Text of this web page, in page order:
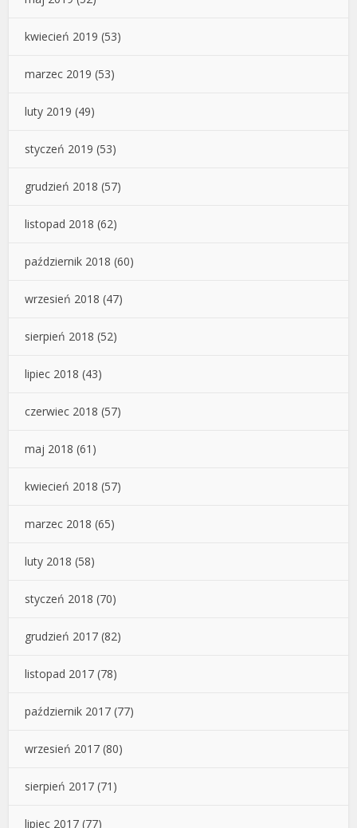
kwiecień 2019 (53)
marzec 2019 (53)
luty 2019 (49)
styczeń 2019 (53)
grudzień 2018 (57)
listopad 2018 (62)
październik 2018 (60)
wrzesień 2018 (47)
sierpień 2018 (52)
lipiec 2018 (43)
czerwiec 2018 (57)
maj 2018 (61)
kwiecień 2018 (57)
marzec 2018 (65)
luty 2018 (58)
styczeń 2018 (70)
grudzień 2017 (82)
listopad 2017 (78)
październik 2017 (77)
wrzesień 2017 (80)
sierpień 2017 (71)
lipiec 2017 (77)